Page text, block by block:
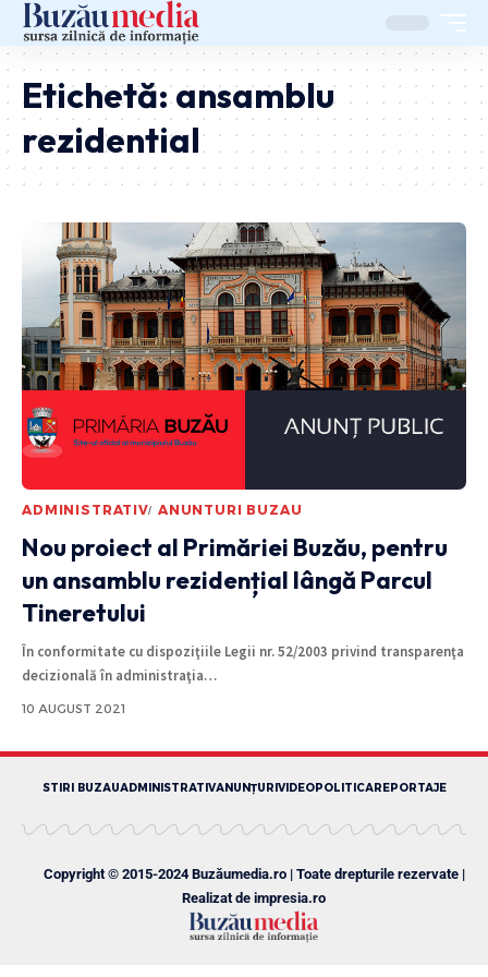
Etichetă:ansamblu
rezidential
ADMINISTRATIV ANUNTURI BUZAU
Nou proiect al Primăriei Buzău, pentru
un ansamblu rezidențial lângă Parcul
Tineretului
În conformitate cu dispoziţiile Legii nr. 52/2003 privind transparenţa
decizională în administraţia…
10 AUGUST 2021
STIRI BUZAUADMINISTRATIVANUNȚURIVIDEOPOLITICAREPORTAJE
Copyright © 2015-2024 Buzăumedia.ro | Toate drepturile rezervate |
Realizat de impresia.ro